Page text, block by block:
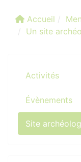
Accueil
Un site
Activités
Évènements
Site